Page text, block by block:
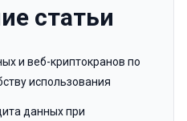
статьи
и веб-криптокранов по
использования
данных при